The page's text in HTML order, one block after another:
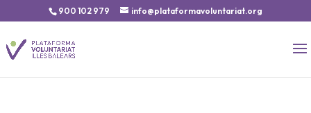
900 102 979 info@plataformavoluntariat.org